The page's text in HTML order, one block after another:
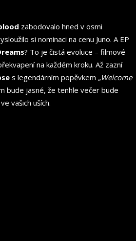
zabodovalo hned v osmi
si nominaci na cenu Juno. A EP
? To je čistá evoluce – filmové
na každém kroku. Až zazní
s legendárním popěvkem „Welcome
bude jasné, že tenhle večer bude
vašich uších.